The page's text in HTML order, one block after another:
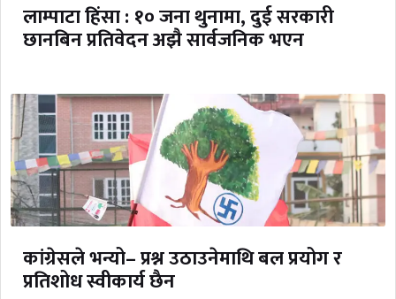
लाम्पाटा हिंसा : १० जना थुनामा, दुई सरकारी
छानबिन प्रतिवेदन अझै सार्वजनिक भएन
कांग्रेसले भन्यो– प्रश्न उठाउनेमाथि बल प्रयोग र
प्रतिशोध स्वीकार्य छैन